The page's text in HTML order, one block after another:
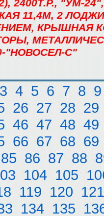
2400Т.Р., "УМ-
11,4М, 2
КРЫШНАЯ
"НОВОСЕЛ-С"
3 4 5 6 7 8 9
26 27 28 29
46 47 48 49
66 67 68 69
85 86 87 88
104 105
119 120 121
134 135